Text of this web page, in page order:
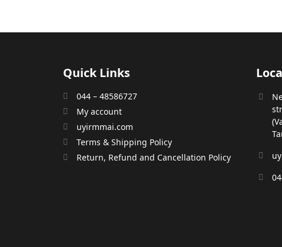
Quick Links
044 – 48586727
My account
uyirmmai.com
Terms & Shipping Policy
Return, Refund and Cancellation Policy